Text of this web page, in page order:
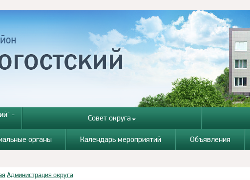
- Совет округа
органы Календарь мероприятий Объявления
Администрация округа